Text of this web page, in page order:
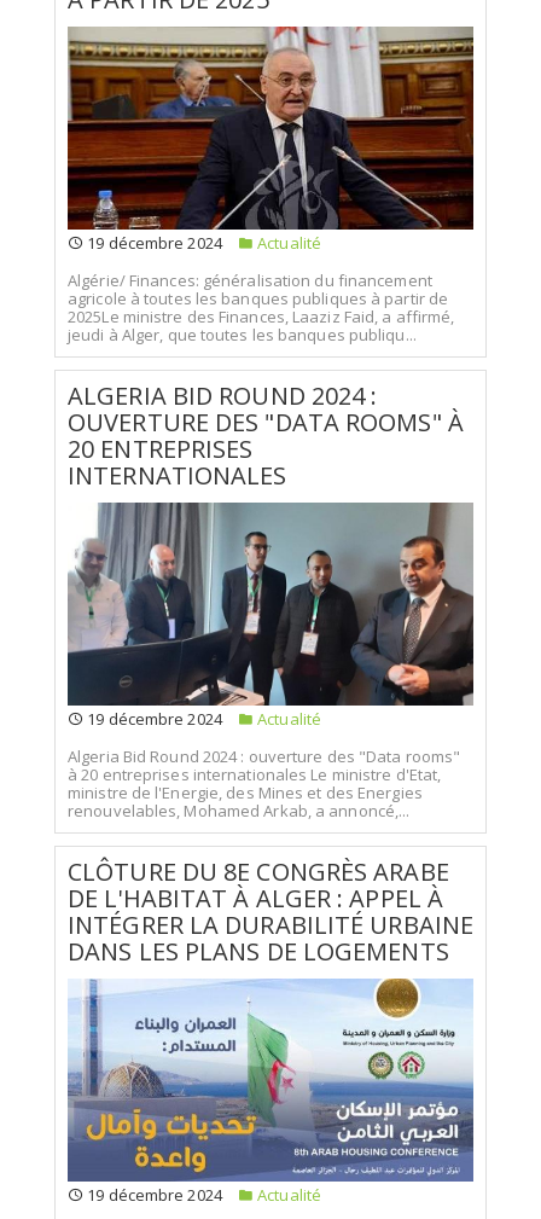
19 décembre 2024
Actualité
Algérie/ Finances: généralisation du financement
agricole à toutes les banques publiques à partir de
2025Le ministre des Finances, Laaziz Faid, a affirmé,
jeudi à Alger, que toutes les banques publiqu...
ALGERIA BID ROUND 2024 :
OUVERTURE DES "DATA ROOMS" À
20 ENTREPRISES
INTERNATIONALES
19 décembre 2024
Actualité
Algeria Bid Round 2024 : ouverture des "Data rooms"
à 20 entreprises internationales Le ministre d'Etat,
ministre de l'Energie, des Mines et des Energies
renouvelables, Mohamed Arkab, a annoncé,...
CLÔTURE DU 8E CONGRÈS ARABE
DE L'HABITAT À ALGER : APPEL À
INTÉGRER LA DURABILITÉ URBAINE
DANS LES PLANS DE LOGEMENTS
19 décembre 2024
Actualité